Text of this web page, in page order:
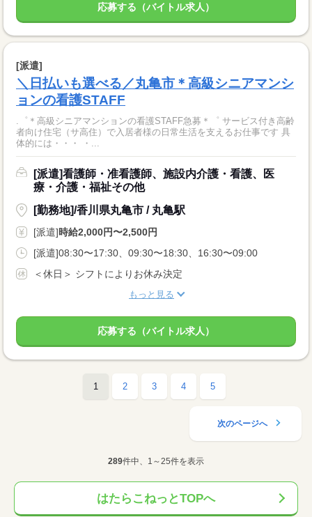
応募する（バイトル求人）
[派遣]
＼日払いも選べる／丸亀市＊高級シニアマンシ
ョンの看護STAFF
.゜＊高級シニアマンションの看護STAFF急募＊゜ サービス付き高齢
者向け住宅（サ高住）で入居者様の日常生活を支えるお仕事です 具
体的には・・・ ・...
[派遣]看護師・准看護師、施設内介護・看護、医
療・介護・福祉その他
[勤務地]/香川県丸亀市 / 丸亀駅
[派遣]時給2,000円〜2,500円
[派遣]08:30〜17:30、09:30〜18:30、16:30〜09:00
＜休日＞ シフトによりお休み決定
もっと見る
応募する（バイトル求人）
1 2 3 4 5
次のページへ
289件中、1～25件を表示
はたらこねっとTOPへ